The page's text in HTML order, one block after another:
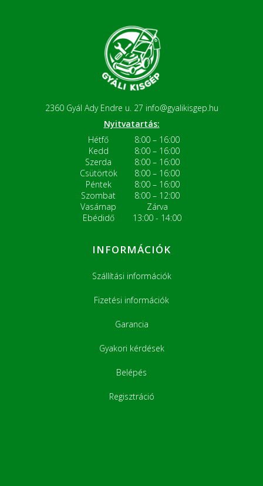
2360 Gyál Ady Endre u. 27 info@gyalikisgep.hu
Nyitvatartás:
Hétfő
8:00 – 16:00
Kedd
8:00 – 16:00
Szerda
8:00 – 16:00
Csütörtök
8:00 – 16:00
Péntek
8:00 – 16:00
Szombat
8:00 – 12:00
Vasárnap
Zárva
Ebédidő
13:00 - 14:00
INFORMÁCIÓK
Szállítási információk
Fizetési információk
Garancia
Gyakori kérdések
Belépés
Regisztráció